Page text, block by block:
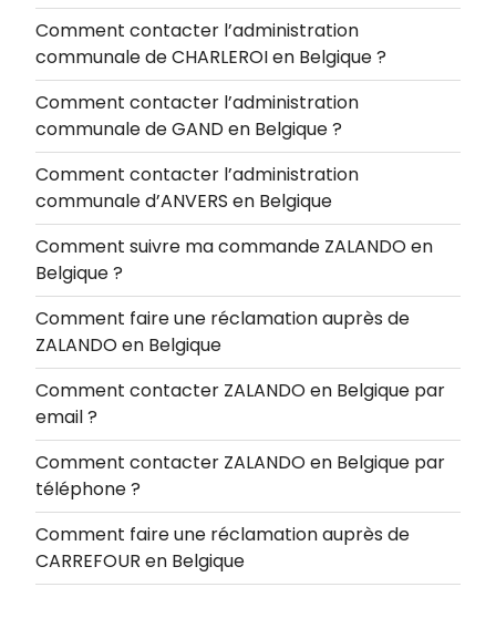
Comment contacter l’administration
communale de CHARLEROI en Belgique ?
Comment contacter l’administration
communale de GAND en Belgique ?
Comment contacter l’administration
communale d’ANVERS en Belgique
Comment suivre ma commande ZALANDO en
Belgique ?
Comment faire une réclamation auprès de
ZALANDO en Belgique
Comment contacter ZALANDO en Belgique par
email ?
Comment contacter ZALANDO en Belgique par
téléphone ?
Comment faire une réclamation auprès de
CARREFOUR en Belgique